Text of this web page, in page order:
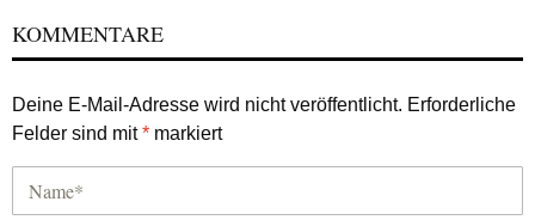
KOMMENTARE
Deine E-Mail-Adresse wird nicht veröffentlicht. Erforderliche
Felder sind mit* markiert